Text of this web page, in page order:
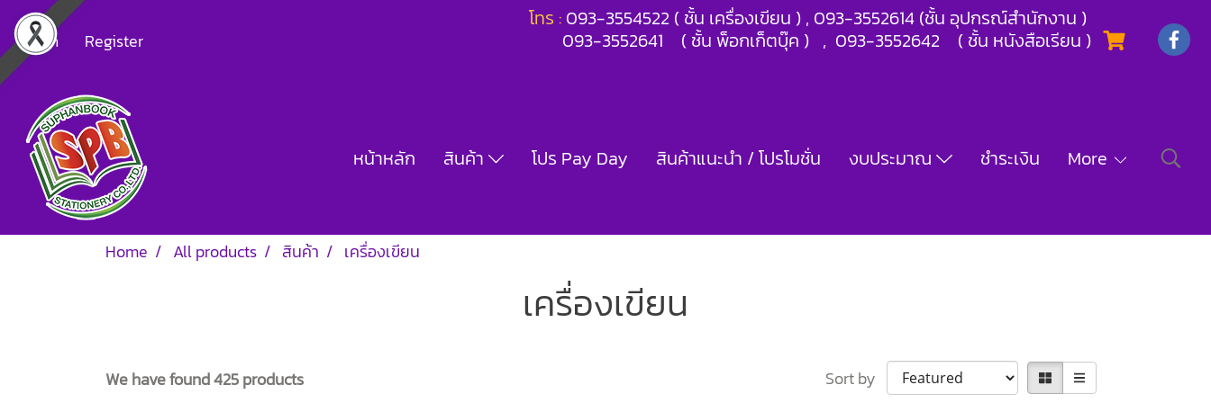
Login Register
โทร : 093-3554522 ( ชั้น เครื่องเขียน ) , 093-3552614 (ชั้น อุปกรณ์สำนักงาน )
093-3552641 ( ชั้น พ็อกเก็ตบุ๊ค ) , 093-3552642 ( ชั้น หนังสือเรียน )
หน้าหลัก สินค้า โปร Pay Day สินค้าแนะนำ / โปรโมชั่น งบประมาณ ชำระเงิน More
Home All products สินค้า เครื่องเขียน
เครื่องเขียน
We have found 425 products Sort by